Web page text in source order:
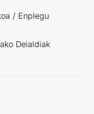
/ Enplegu
Deialdiak